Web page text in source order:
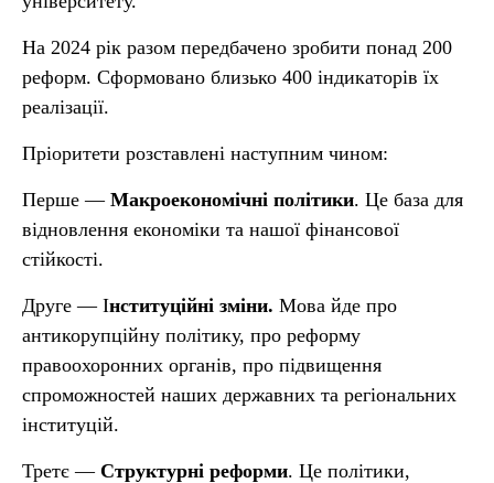
На 2024 рік разом передбачено зробити понад 200
реформ. Сформовано близько 400 індикаторів їх
реалізації.
Пріоритети розставлені наступним чином:
Перше — Макроекономічні політики. Це база для
відновлення економіки та нашої фінансової
стійкості.
Друге — Інституційні зміни. Мова йде про
антикорупційну політику, про реформу
правоохоронних органів, про підвищення
спроможностей наших державних та регіональних
інституцій.
Третє — Структурні реформи. Це політики,